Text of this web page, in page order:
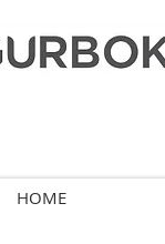
HOME